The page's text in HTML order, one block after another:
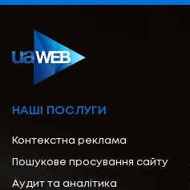
НАШІ ПОСЛУГИ
Контекстна реклама
Пошукове просування сайту
Аудит та аналітика